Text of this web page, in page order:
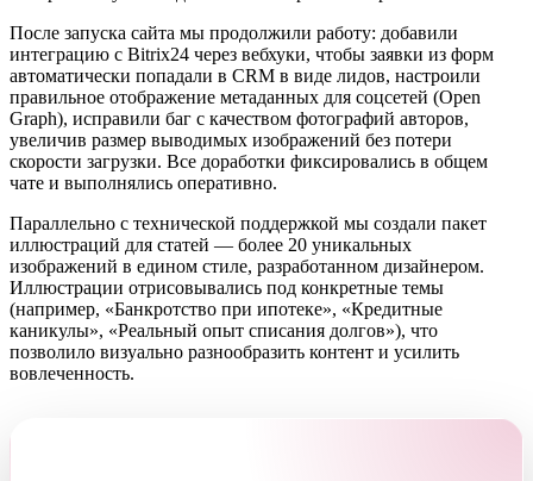
После запуска сайта мы продолжили работу: добавили
интеграцию с Bitrix24 через вебхуки, чтобы заявки из форм
автоматически попадали в CRM в виде лидов, настроили
правильное отображение метаданных для соцсетей (Open
Graph), исправили баг с качеством фотографий авторов,
увеличив размер выводимых изображений без потери
скорости загрузки. Все доработки фиксировались в общем
чате и выполнялись оперативно.
Параллельно с технической поддержкой мы создали пакет
иллюстраций для статей — более 20 уникальных
изображений в едином стиле, разработанном дизайнером.
Иллюстрации отрисовывались под конкретные темы
(например, «Банкротство при ипотеке», «Кредитные
каникулы», «Реальный опыт списания долгов»), что
позволило визуально разнообразить контент и усилить
вовлеченность.